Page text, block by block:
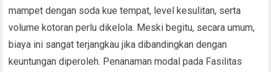
mampet dengan soda kue tempat, level kesulitan, serta
volume kotoran perlu dikelola. Meski begitu, secara umum,
biaya ini sangat terjangkau jika dibandingkan dengan
keuntungan diperoleh. Penanaman modal pada Fasilitas